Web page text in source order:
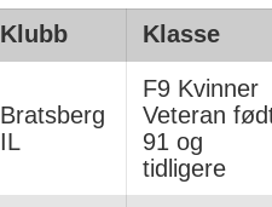
Klubb Klasse
Bratsberg
IL
F9 Kvinner
Veteran
91 og
tidligere